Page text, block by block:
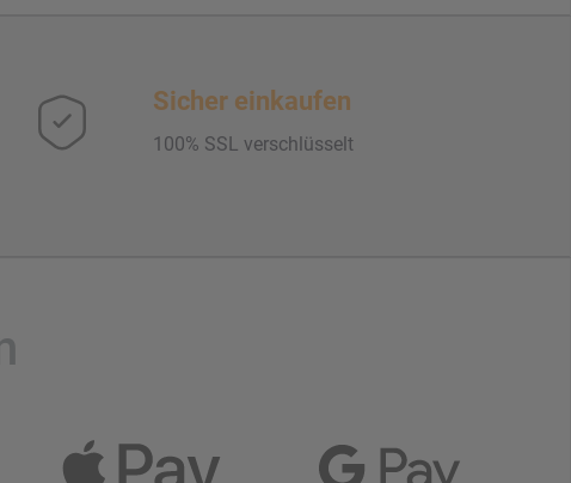
Sicher einkaufen
100% SSL verschlüsselt